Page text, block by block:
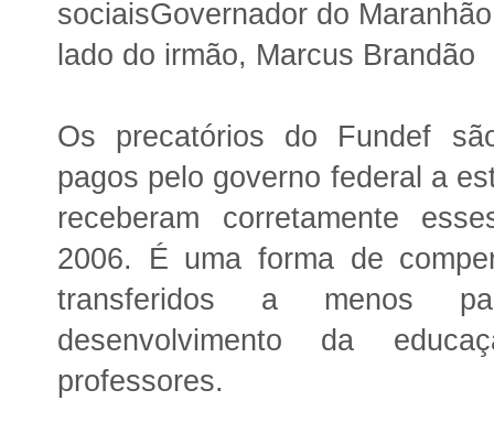
sociaisGovernador do
lado do irmão, Marcus Brandão
Os precatórios do Fundef
pagos pelo governo federal a
receberam corretamente
2006. É uma forma de
transferidos a menos
desenvolvimento da
professores.